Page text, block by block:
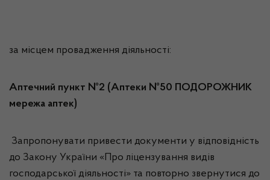
за місцем провадження діяльності:
Аптечний пункт №2 (Аптеки №50 ПОДОРОЖНИК
мережа аптек)
Запропонувати привести документи у відповідність
до Закону України «Про ліцензування видів
господарської діяльності» та повторно звернутися до